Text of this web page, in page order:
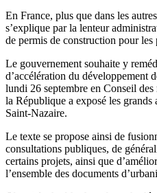
En France, plus que dans les
s’explique par la lenteur
de permis de construction pour les
Le gouvernement souhaite y
d’accélération du développement
lundi 26 septembre en Conseil
la République a exposé les grands
Saint-Nazaire.
Le texte se propose ainsi de
consultations publiques, de
certains projets, ainsi que
l’ensemble des documents